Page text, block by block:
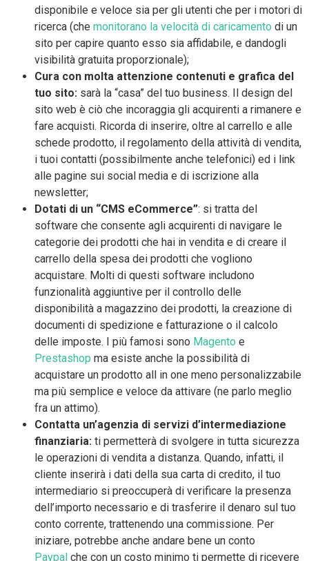
disponibile e veloce sia per gli utenti che per i motori di
ricerca (che monitorano la velocità di caricamento di un
sito per capire quanto esso sia affidabile, e dandogli
visibilità gratuita proporzionale);
Cura con molta attenzione contenuti e grafica del
tuo sito: sarà la “casa” del tuo business. Il design del
sito web è ciò che incoraggia gli acquirenti a rimanere e
fare acquisti. Ricorda di inserire, oltre al carrello e alle
schede prodotto, il regolamento della attività di vendita,
i tuoi contatti (possibilmente anche telefonici) ed i link
alle pagine sui social media e di iscrizione alla
newsletter;
Dotati di un “CMS eCommerce”: si tratta del
software che consente agli acquirenti di navigare le
categorie dei prodotti che hai in vendita e di creare il
carrello della spesa dei prodotti che vogliono
acquistare. Molti di questi software includono
funzionalità aggiuntive per il controllo delle
disponibilità a magazzino dei prodotti, la creazione di
documenti di spedizione e fatturazione o il calcolo
delle imposte. I più famosi sono Magento e
Prestashop ma esiste anche la possibilità di
acquistare un prodotto all in one meno personalizzabile
ma più semplice e veloce da attivare (ne parlo meglio
fra un attimo).
Contatta un’agenzia di servizi d’intermediazione
finanziaria: ti permetterà di svolgere in tutta sicurezza
le operazioni di vendita a distanza. Quando, infatti, il
cliente inserirà i dati della sua carta di credito, il tuo
intermediario si preoccuperà di verificare la presenza
dell’importo necessario e di trasferire il denaro sul tuo
conto corrente, trattenendo una commissione. Per
iniziare, potrebbe anche andare bene un conto
Paypal che con un costo minimo ti permette di ricevere